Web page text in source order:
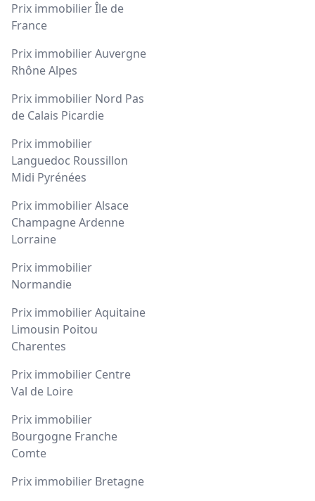
Prix immobilier Île de
France
Prix immobilier Auvergne
Rhône Alpes
Prix immobilier Nord Pas
de Calais Picardie
Prix immobilier
Languedoc Roussillon
Midi Pyrénées
Prix immobilier Alsace
Champagne Ardenne
Lorraine
Prix immobilier
Normandie
Prix immobilier Aquitaine
Limousin Poitou
Charentes
Prix immobilier Centre
Val de Loire
Prix immobilier
Bourgogne Franche
Comte
Prix immobilier Bretagne